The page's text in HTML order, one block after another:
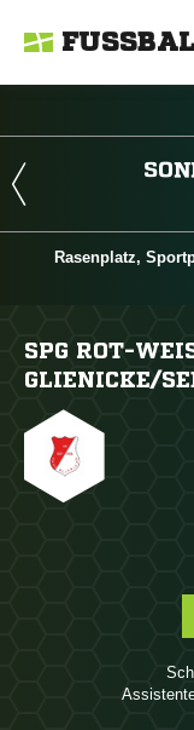
Rasenplatz,
SPG ROT-WEISS
IENICKE/​